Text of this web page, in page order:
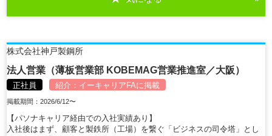
株式会社神戸製鋼所
法人営業（薄板営業部 KOBEMAG営業推進室／大阪）
正社員 紹介： イーキャリアFAに掲載
掲載期間：2026/6/12〜
【パソナキャリア経由での入社実績あり】
入社後はまず、顧客と製鉄所（工場）を繋ぐ「ビジネスの司令塔」とし